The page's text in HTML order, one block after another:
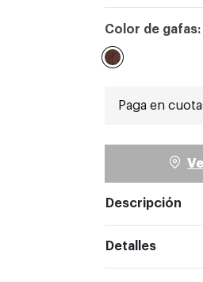
Color de gafas:
Paga en
Descripción
Detalles